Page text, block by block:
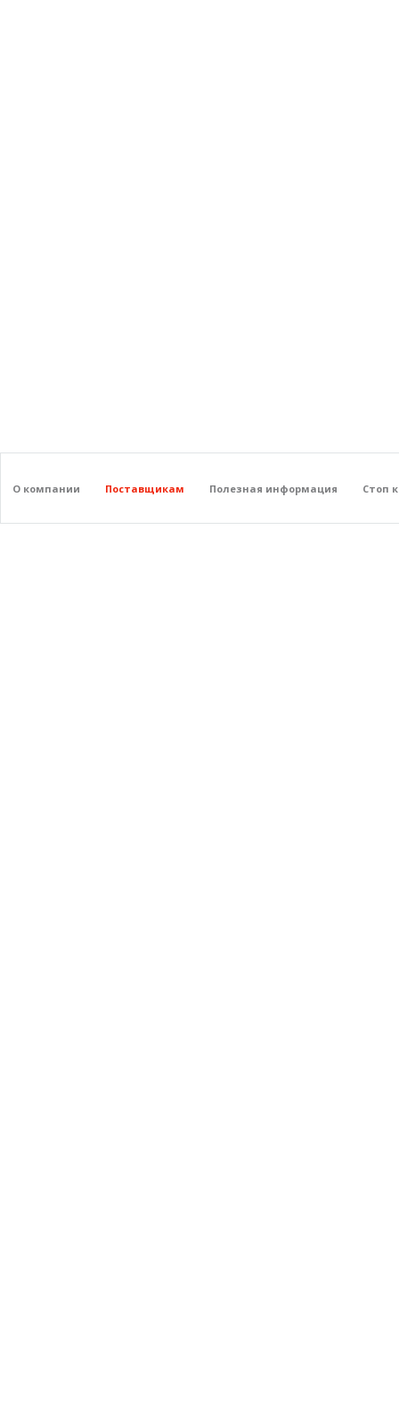
О компании Поставщикам Полезная информация Стоп